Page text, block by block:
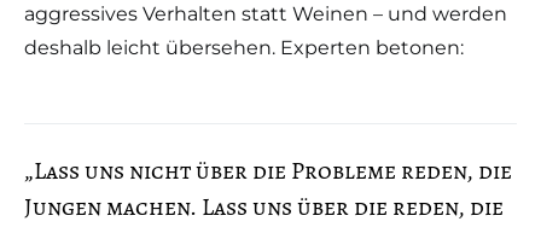
aggressives Verhalten statt Weinen – und werden
deshalb leicht übersehen. Experten betonen:
„Lass uns nicht über die Probleme reden, die
Jungen machen. Lass uns über die reden, die